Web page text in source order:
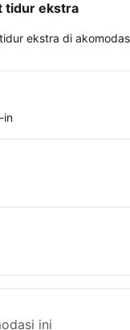
tidur ekstra
ekstra di
in
ini